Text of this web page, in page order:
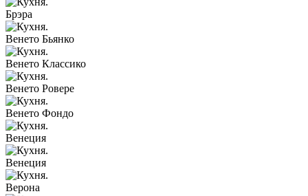
Брэра
Венето Бьянко
Венето Классико
Венето Ровере
Венето Фондо
Венеция
Венеция
Верона